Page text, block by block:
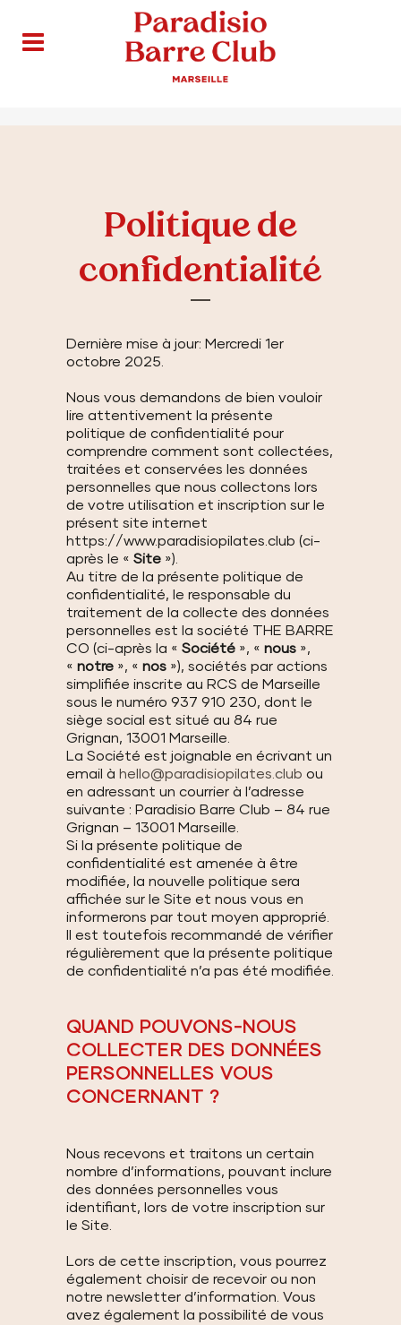
Politique de
confidentialité
Dernière mise à jour: Mercredi 1er
octobre 2025.
Nous vous demandons de bien vouloir
lire attentivement la présente
politique de confidentialité pour
comprendre comment sont collectées,
traitées et conservées les données
personnelles que nous collectons lors
de votre utilisation et inscription sur le
présent site internet
https://www.paradisiopilates.club (ci-
après le « Site »).
Au titre de la présente politique de
confidentialité, le responsable du
traitement de la collecte des données
personnelles est la société THE BARRE
CO (ci-après la « Société », « nous »,
« notre », « nos »), sociétés par actions
simplifiée inscrite au RCS de Marseille
sous le numéro 937 910 230, dont le
siège social est situé au 84 rue
Grignan, 13001 Marseille.
La Société est joignable en écrivant un
email à hello@paradisiopilates.club ou
en adressant un courrier à l’adresse
suivante : Paradisio Barre Club – 84 rue
Grignan – 13001 Marseille.
Si la présente politique de
confidentialité est amenée à être
modifiée, la nouvelle politique sera
affichée sur le Site et nous vous en
informerons par tout moyen approprié.
Il est toutefois recommandé de vérifier
régulièrement que la présente politique
de confidentialité n’a pas été modifiée.
QUAND POUVONS-NOUS
COLLECTER DES DONNÉES
PERSONNELLES VOUS
CONCERNANT ?
Nous recevons et traitons un certain
nombre d’informations, pouvant inclure
des données personnelles vous
identifiant, lors de votre inscription sur
le Site.
Lors de cette inscription, vous pourrez
également choisir de recevoir ou non
notre newsletter d’information. Vous
avez également la possibilité de vous